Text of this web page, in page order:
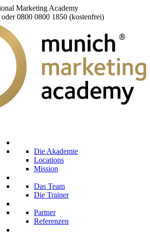
Marketing Academy
0800 0800 1850 (kostenfrei)
Die Akademie
Locations
Mission
Das Team
Die Trainer
Partner
Referenzen